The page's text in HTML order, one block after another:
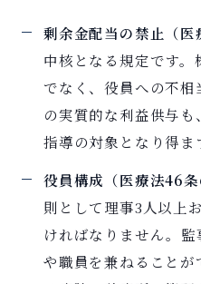
剰余金配当の禁止（医
中核となる規定です
でなく、役員への不
の実質的な利益供与
指導の対象となり得ま
役員構成（医療法46条
則として理事3人以上
ければなりません。
や職員を兼ねること